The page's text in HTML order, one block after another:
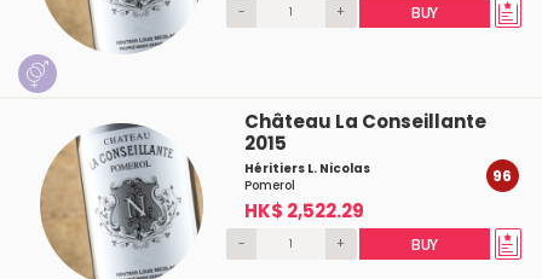
- + BUY
Château La Conseillante
2015
Héritiers L. Nicolas
Pomerol
HK$ 2,522.29
96
- + BUY